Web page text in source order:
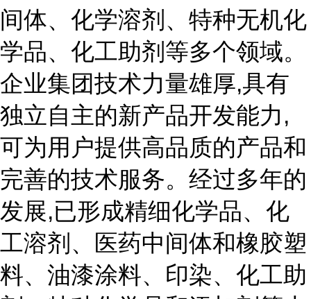
间体、化学溶剂、特种无机化
学品、化工助剂等多个领域。
企业集团技术力量雄厚,具有
独立自主的新产品开发能力,
可为用户提供高品质的产品和
完善的技术服务。经过多年的
发展,已形成精细化学品、化
工溶剂、医药中间体和橡胶塑
料、油漆涂料、印染、化工助